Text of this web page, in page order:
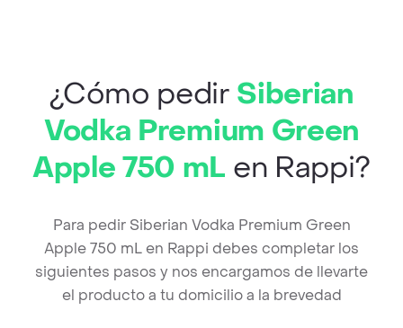
¿Cómo pedir Siberian
Vodka Premium Green
Apple 750 mL en Rappi?
Para pedir Siberian Vodka Premium Green
Apple 750 mL en Rappi debes completar los
siguientes pasos y nos encargamos de llevarte
el producto a tu domicilio a la brevedad